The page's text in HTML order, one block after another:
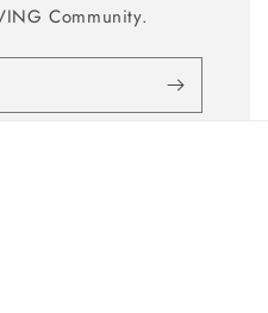
Community.